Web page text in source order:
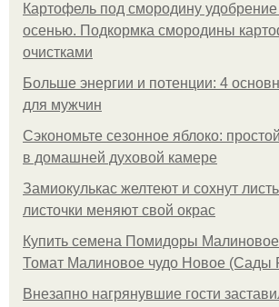
Картофель под смородину
осенью. Подкормка смородины
очистками
Больше энергии и потенции: 4
для мужчин
Сэкономьте сезонное яблоко:
в домашней духовой камере
Замиокулькас желтеют и сохнут
листочки меняют свой окрас
Купить семена Помидоры
Томат Малиновое чудо Новое (Сады
Внезапно нагрянувшие гости